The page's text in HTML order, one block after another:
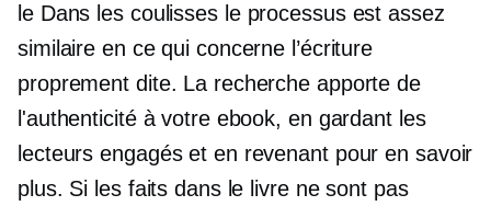
le Dans les coulissesle processus est assez
similaire en ce qui concerne l’écriture
proprement dite. La recherche apporte de
l'authenticité à votre ebook, en gardant les
lecteurs engagés et en revenant pour en savoir
plus. Si les faits dans le livre ne sont pas